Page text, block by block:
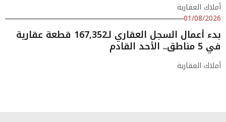
أملاك العقارية
01/08/2026
بدء أعمال السجل العقاري لـ167,352 قطعة عقارية
في 5 مناطق.. الأحد القادم
أملاك العقارية